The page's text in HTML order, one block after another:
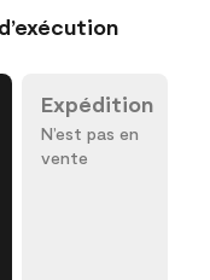
Expédition
N’est pas en
vente